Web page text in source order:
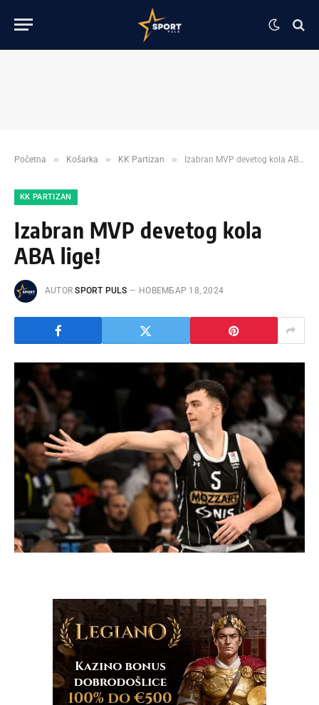
Početna » Košarka » KK Partizan » Izabran MVP devetog kola ABA lige!
KK PARTIZAN
Izabran MVP devetog kola
ABA lige!
AUTOR SPORT PULS НОВЕМБАР 18, 2024